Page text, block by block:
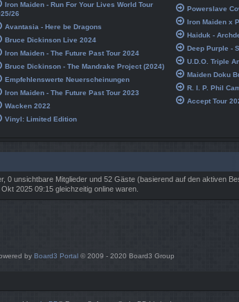
Iron Maiden - Run For Your Lives World Tour
26
Avantasia - Here be Dragons
Bruce Dickinson Live 2024
Iron Maiden - The Future Past Tour 2024
Bruce Dickinson - The Mandrake Project (2024)
Empfehlenswerte Neuerscheinungen
Iron Maiden - The Future Past Tour 2023
Wacken 2022
Vinyl: Limited Edition
Powerslave
Iron Maiden x
Haiduk -
Deep Purple -
U.D.O. Triple
Maiden Doku
R. I. P. Phil
Accept Tour
0 unsichtbare Mitglieder und 52 Gäste (basierend auf den aktiven
2025 09:15 gleichzeitig online waren.
by Board3 Portal© 2009 - 2020 Board3 Group